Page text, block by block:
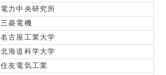
電力中央研究所
三菱電機
名古屋工業大学
北海道科学大学
住友電気工業